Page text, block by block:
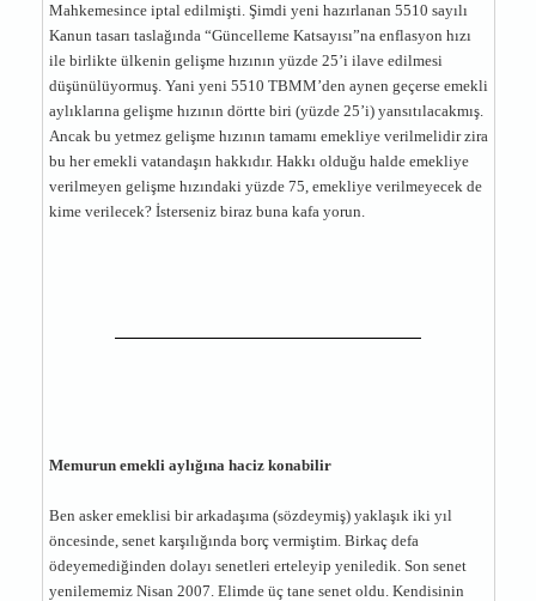
Mahkemesince iptal edilmişti. Şimdi yeni hazırlanan 5510 sayılı
Kanun tasarı taslağında “Güncelleme Katsayısı”na enflasyon hızı
ile birlikte ülkenin gelişme hızının yüzde 25’i ilave edilmesi
düşünülüyormuş. Yani yeni 5510 TBMM’den aynen geçerse emekli
aylıklarına gelişme hızının dörtte biri (yüzde 25’i) yansıtılacakmış.
Ancak bu yetmez gelişme hızının tamamı emekliye verilmelidir zira
bu her emekli vatandaşın hakkıdır. Hakkı olduğu halde emekliye
verilmeyen gelişme hızındaki yüzde 75, emekliye verilmeyecek de
kime verilecek? İsterseniz biraz buna kafa yorun.
Memurun emekli aylığına haciz konabilir
Ben asker emeklisi bir arkadaşıma (sözdeymiş) yaklaşık iki yıl
öncesinde, senet karşılığında borç vermiştim. Birkaç defa
ödeyemediğinden dolayı senetleri erteleyip yeniledik. Son senet
yenilememiz Nisan 2007. Elimde üç tane senet oldu. Kendisinin